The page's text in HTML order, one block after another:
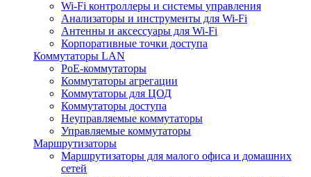
Wi-Fi контроллеры и системы управления
Анализаторы и инструменты для Wi-Fi
Антенны и аксессуары для Wi-Fi
Корпоративные точки доступа
Коммутаторы LAN
PoE-коммутаторы
Коммутаторы агрегации
Коммутаторы для ЦОД
Коммутаторы доступа
Неуправляемые коммутаторы
Управляемые коммутаторы
Маршрутизаторы
Маршрутизаторы для малого офиса и домашних
сетей